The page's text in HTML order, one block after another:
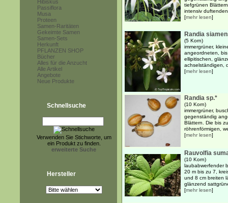
Hibiskus
Passiflora
Musa
Proteen
Samen-Raritäten
Gekeimte Samen
Samen-Sets
Herkunft
PFLANZEN SHOP
Bücher
Alles für die Anzucht
Alle Artikel
Angebote
Neue Produkte
Schnellsuche
Verwenden Sie Stichworte, um
ein Produkt zu finden.
erweiterte Suche
Hersteller
tiefgrünen
intensiv
[mehr lesen]
Randia
(5 Korn)
immergrüner,
angeordneten,
ellipitischen,
achselständigen,
[mehr lesen]
Randia sp.*
(10 Korn)
immergrüner,
gegenständig
Blättern. Die bis
röhrenförmigen,
[mehr lesen]
Rauvolfia
(10 Korn)
laubabwerfender
20 m bis zu 7,
und 8 cm breiten
glänzend
[mehr lesen]